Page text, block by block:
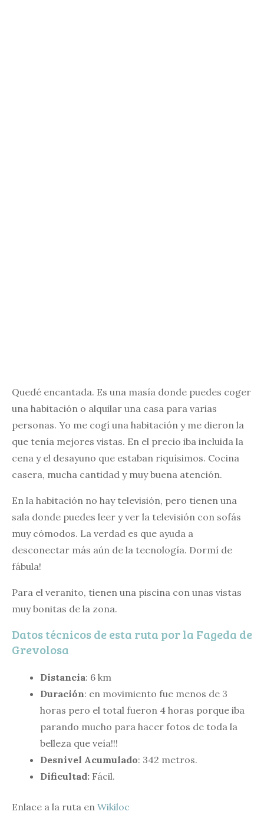
Quedé encantada. Es una masía donde puedes coger
una habitación o alquilar una casa para varias
personas. Yo me cogí una habitación y me dieron la
que tenía mejores vistas. En el precio iba incluida la
cena y el desayuno que estaban riquísimos. Cocina
casera, mucha cantidad y muy buena atención.
En la habitación no hay televisión, pero tienen una
sala donde puedes leer y ver la televisión con sofás
muy cómodos. La verdad es que ayuda a
desconectar más aún de la tecnología. Dormí de
fábula!
Para el veranito, tienen una piscina con unas vistas
muy bonitas de la zona.
Datos técnicos de esta ruta por la Fageda de
Grevolosa
Distancia: 6 km
Duración: en movimiento fue menos de 3
horas pero el total fueron 4 horas porque iba
parando mucho para hacer fotos de toda la
belleza que veía!!!
Desnivel Acumulado: 342 metros.
Dificultad: Fácil.
Enlace a la ruta en Wikiloc